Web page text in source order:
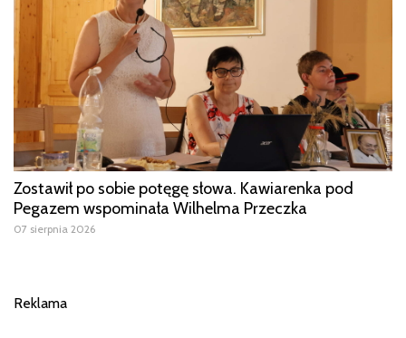
Zostawił po sobie potęgę słowa. Kawiarenka pod
Pegazem wspominała Wilhelma Przeczka
07 sierpnia 2026
Reklama